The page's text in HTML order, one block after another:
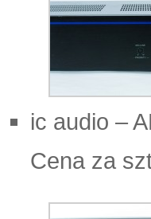
ic audio –
Cena za